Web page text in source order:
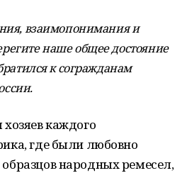
взаимопонимания и
наше общее достояние
к согражданам
каждого
где были любовно
народных ремесел,